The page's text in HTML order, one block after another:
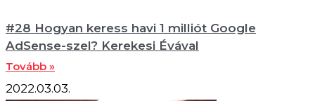
#28 Hogyan keress havi 1 milliót Google
AdSense-szel? Kerekesi Évával
Tovább »
2022.03.03.